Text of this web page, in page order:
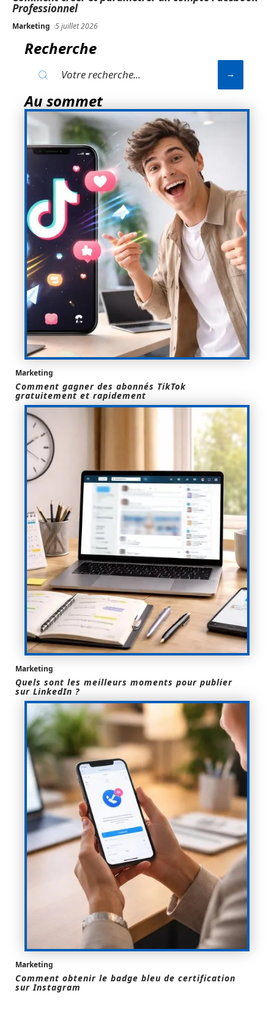
Professionnel
Marketing 5 juillet 2026
Recherche
Au sommet
Marketing
Comment gagner des abonnés TikTok
gratuitement et rapidement
Marketing
Quels sont les meilleurs moments pour publier
sur LinkedIn ?
Marketing
Comment obtenir le badge bleu de certification
sur Instagram